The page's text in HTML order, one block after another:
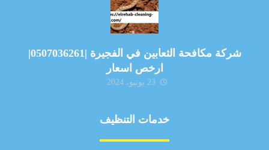
شركة مكافحة الثعابين في الفجيرة |0507036261|
ارخص اسعار
23 يونيو، 2024
خدمات التنظيف